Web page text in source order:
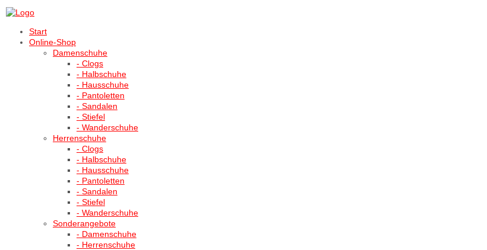
Start
Online-Shop
Damenschuhe
- Clogs
- Halbschuhe
- Hausschuhe
- Pantoletten
- Sandalen
- Stiefel
- Wanderschuhe
Herrenschuhe
- Clogs
- Halbschuhe
- Hausschuhe
- Pantoletten
- Sandalen
- Stiefel
- Wanderschuhe
Sonderangebote
- Damenschuhe
- Herrenschuhe